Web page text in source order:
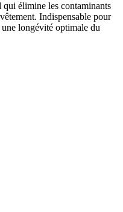
élimine les contaminants
Indispensable pour
longévité optimale du